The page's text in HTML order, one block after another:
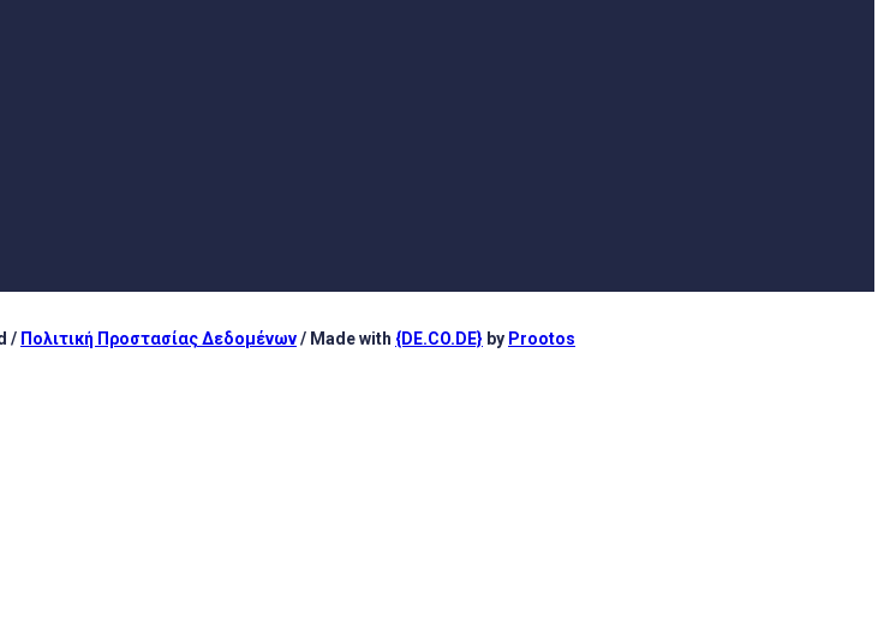
/ Πολιτική Προστασίας Δεδομένων/ Made with {DE.CO.DE} by Prootos